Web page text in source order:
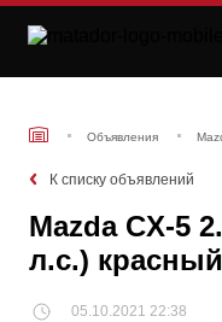
Объявления
К списку объявлений
Mazda CX-5
л.с.)
05.10.2021 22:38